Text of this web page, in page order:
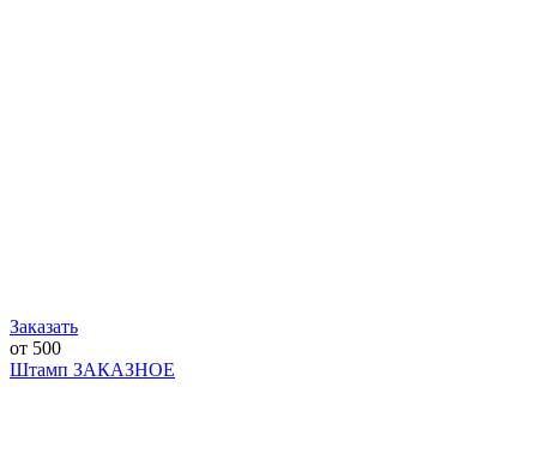
Заказать
от 500
Штамп ЗАКАЗНОЕ